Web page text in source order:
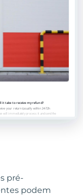
pré-
podem